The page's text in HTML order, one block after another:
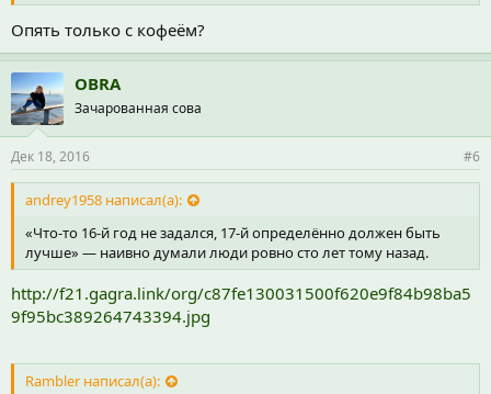
Опять только с кофеём?
OBRA
Зачарованная сова
Дек 18, 2016 #6
andrey1958 написал(а):
«Что-то 16-й год не задался, 17-й определённо должен быть
лучше» — наивно думали люди ровно сто лет тому назад.
http://f21.gagra.link/org/c87fe130031500f620e9f84b98ba5
9f95bc389264743394.jpg
Rambler написал(а):